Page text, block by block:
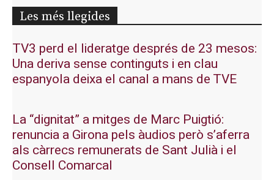
Les més llegides
TV3 perd el lideratge després de 23 mesos:
Una deriva sense continguts i en clau
espanyola deixa el canal a mans de TVE
La “dignitat” a mitges de Marc Puigtió:
renuncia a Girona pels àudios però s’aferra
als càrrecs remunerats de Sant Julià i el
Consell Comarcal